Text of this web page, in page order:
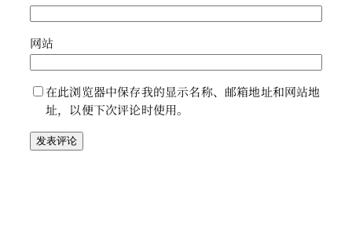
网站
在此浏览器中保存我的显示名称、邮箱地址和网站地
址，以便下次评论时使用。